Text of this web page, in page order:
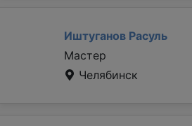
Иштуганов Расуль
Мастер
Челябинск